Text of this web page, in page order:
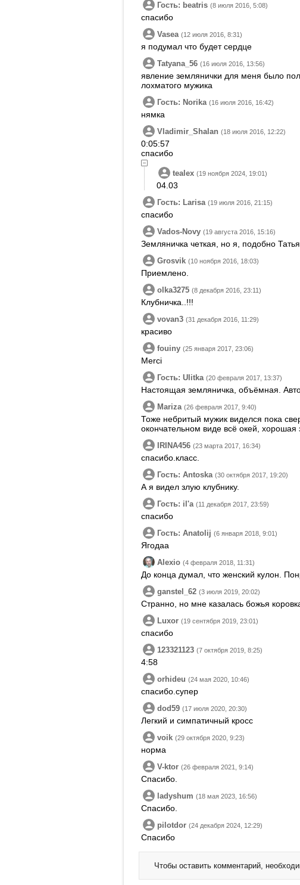
Гость: beatris (8 июля 2016, 5:08)
спасибо
Vasea (12 июля 2016, 8:31)
я подумал что будет сердце
Tatyana_56 (16 июля 2016, 13:56)
явление землянички для меня было
лохматого мужика
Гость: Norika (16 июля 2016, 16:42)
нямка
Vladimir_Shalan (18 июля 2016, 12:22)
0:05:57
спасибо
tealex (19 ноября 2024, 19:01)
04.03
Гость: Larisa (19 июля 2016, 21:15)
спасибо
Vados-Novy (19 августа 2016, 15:16)
Земляничка четкая, но я, подобно
Grosvik (10 ноября 2016, 18:03)
Приемлено.
olka3275 (8 декабря 2016, 23:11)
Клубничка..!!!
vovan3 (31 декабря 2016, 11:29)
красиво
fouiny (25 января 2017, 23:06)
Merci
Гость: Ulitka (20 февраля 2017, 13:37)
Настоящая земляничка, объёмная.
Mariza (26 февраля 2017, 9:40)
Тоже небритый мужик виделся пока
окончательном виде всё окей,
IRINA456 (23 марта 2017, 16:34)
спасибо.класс.
Гость: Antoska (30 октября 2017, 19:20)
А я видел злую клубнику.
Гость: ilʹa (11 декабря 2017, 23:59)
спасибо
Гость: Anatolij (6 января 2018, 9:01)
Ягодаа
Alexio (4 февраля 2018, 11:31)
До конца думал, что женский кулон.
ganstel_62 (3 июля 2019, 20:02)
Странно, но мне казалась божья
Luxor (19 сентября 2019, 23:01)
спасибо
123321123 (7 октября 2019, 8:25)
4:58
orhideu (24 мая 2020, 10:46)
спасибо.супер
dod59 (17 июля 2020, 20:30)
Легкий и симпатичный кросс
voik (29 октября 2020, 9:23)
норма
V-ktor (26 февраля 2021, 9:14)
Спасибо.
ladyshum (18 мая 2023, 16:56)
Спасибо.
pilotdor (24 декабря 2024, 12:29)
Спасибо
Чтобы оставить комментарий,